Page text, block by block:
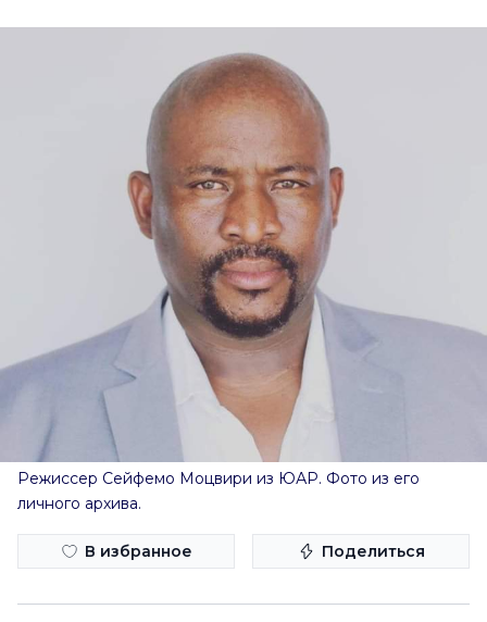
Режиссер Сейфемо Моцвири из ЮАР. Фото из его
личного архива.
В избранное Поделиться